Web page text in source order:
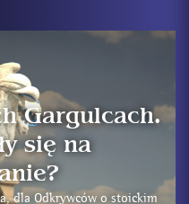
Gargulcach.
się na
dla Odkrywców o stoickim